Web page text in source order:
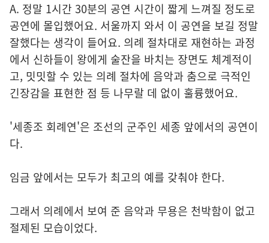
A. 정말 1시간 30분의 공연 시간이 짧게 느껴질 정도로
공연에 몰입했어요. 서울까지 와서 이 공연을 보길 정말
잘했다는 생각이 들어요. 의례 절차대로 재현하는 과정
에서 신하들이 왕에게 술잔을 바치는 장면도 체계적이
고, 밋밋할 수 있는 의례 절차에 음악과 춤으로 극적인
긴장감을 표현한 점 등 나무랄 데 없이 훌륭했어요.
'세종조 회례연'은 조선의 군주인 세종 앞에서의 공연이
다.
임금 앞에서는 모두가 최고의 예를 갖춰야 한다.
그래서 의례에서 보여 준 음악과 무용은 천박함이 없고
절제된 모습이었다.